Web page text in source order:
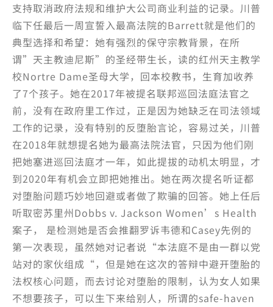
支持取消政府法规和维护大公司商业利益的记录。川普
临下任最后一周宣誓入最高法院的Barrett就是他们的
典型选择和希望：她有强烈的保守宗教背景，在所
谓”天主教迪尼斯”的圣经带生长，读的红州天主教学
校Nortre Dame圣母大学，回本校教书，生育加收养
了7个孩子。她在2017年被提名联邦巡回法庭法官之
前，没有在政府里工作过，正是因为她缺乏在司法领域
工作的记录，没有特别的反堕胎言论，容易过关，川普
在2018年就想提名她为最高法院法官，只因为他们刚
把她塞进巡回法庭才一年，如此提拔的动机太明显，才
到2020年有机会立即把她推出。她在两次提名听证都
对堕胎问题巧妙地回避或者做了欺骗的回答。她上任后
听取密苏里州Dobbs v. Jackson Women’s Health
案子， 是检测她是否会推翻罗诉韦德和Casey先例的
第一次表现，虽然她对记者说“本法庭不是由一群以党
站对的家伙组成“，但是她在这次的答辩中避开堕胎的
法权核心问题，而去讨论对堕胎的限制，认为女人如果
不想要孩子，可以生下来给别人，所谓的safe-haven